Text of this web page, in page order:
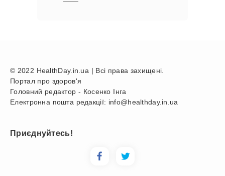
© 2022 HealthDay.in.ua | Всі права захищені.
Портал про здоров'я
Головний редактор - Косенко Інга
Електронна пошта редакції: info@healthday.in.ua
Приєднуйтесь!